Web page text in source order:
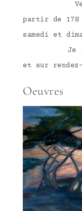
partir
samedi et
Je serai
et sur
Oeuvres